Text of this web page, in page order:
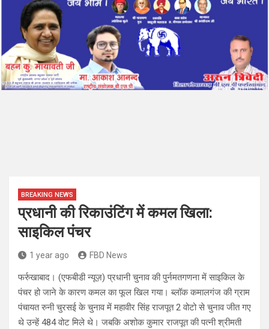
BREAKING NEWS
प्रधानी की रिकाउंटिंग में कमल खिला:
साइकिल पंचर
1 year ago FBD News
फर्रुखाबाद। (एफबीडी न्यूज़) प्रधानी चुनाव की पुर्नमतगणना में साइकिल के
पंचर हो जाने के कारण कमल का फूल खिल गया। ब्लॉक कमालगंज की ग्राम
पंचायत रुनी चुरसई के चुनाव में महावीर सिंह राजपूत 2 वोटो से चुनाव जीत गए
थे उन्हें 484 वोट मिले थे। जबकि अशोक कुमार राजपूत की पत्नी श्रीमती